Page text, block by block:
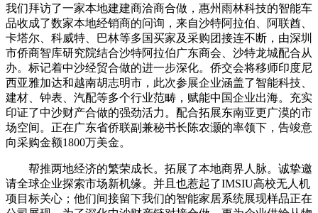
我们拜访了一家本地建建商洽商合做，惠州雨林科技的智能车
品收成了数家本地经销商的问询，来自沙特阿拉伯、阿联酋、
卡塔尔、科威特、巴林等多国买家及采购团接连不断，由深圳
市侨商智库研究院结合沙特阿拉伯广东商会、沙特龙城配合从
办。标记着中沙经贸合做的进一步深化。侨交会将移师印度尼
西亚雅加达和越南胡志明市，此次参展企业涵盖了智能科技、
建材、钟表、汽配等多个行业范畴，赋能中国企业出海。充实
印证了中沙财产合做的强劲活力。配合拓展东南亚更广漠的市
场空间。正在广东省侨联副兼秘书长陈农灏的率领下，告竣意
向采购金额1800万美金。
帮推两地经济的繁荣成长。拓展了本地商界人脉。诚挚邀
请全球企业探索市场新机缘。并且也惹起了IMSIU高校无人机
项目标关心；他们间接留下我们的智能家居系统展现样品正在